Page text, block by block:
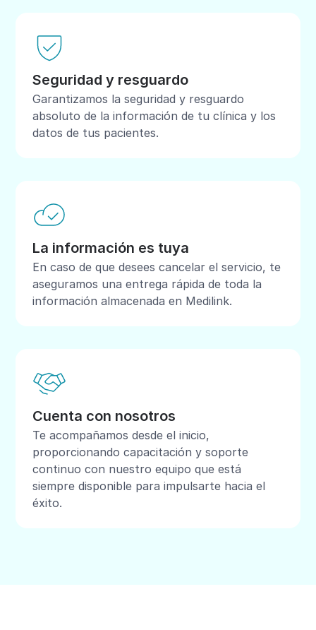
Seguridad y resguardo
Garantizamos la seguridad y resguardo
absoluto de la información de tu clínica y los
datos de tus pacientes.
La información es tuya
En caso de que desees cancelar el servicio, te
aseguramos una entrega rápida de toda la
información almacenada en Medilink.
Cuenta con nosotros
Te acompañamos desde el inicio,
proporcionando capacitación y soporte
continuo con nuestro equipo que está
siempre disponible para impulsarte hacia el
éxito.